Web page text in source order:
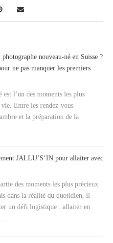
nouveau-né en Suisse ?
ne pas manquer les premiers
est l’un des moments les plus
Entre les rendez-vous
et la préparation de la
JALLU’S’IN pour allaiter avec
des moments les plus précieux
dans la réalité du quotidien, il
un défi logistique : allaiter en